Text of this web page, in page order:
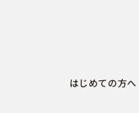
はじめての方へ